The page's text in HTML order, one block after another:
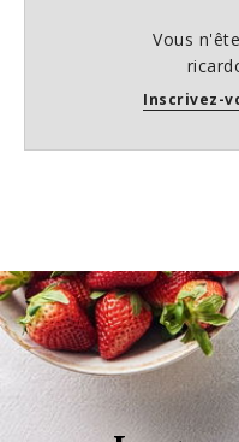
Vous
Inscrivez-